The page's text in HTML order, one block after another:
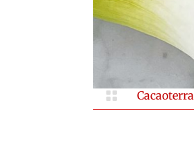
 Cacaoterra